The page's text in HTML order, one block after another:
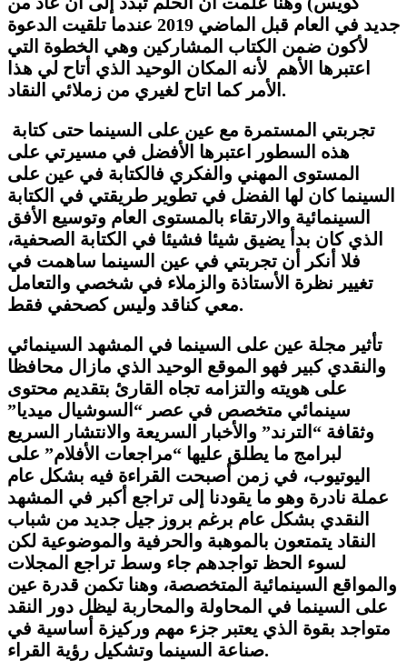
جديد في العام قبل الماضي 2019 عندما تلقيت الدعوة
لأكون ضمن الكتاب المشاركين وهي الخطوة التي
اعتبرها الأهم لأنه المكان الوحيد الذي أتاح لي هذا
الأمر كما اتاح لغيري من زملائي النقاد.
هذه السطور اعتبرها الأفضل في مسيرتي على
المستوى المهني والفكري فالكتابة في عين على
السينما كان لها الفضل في تطوير طريقتي في الكتابة
السينمائية والارتقاء بالمستوى العام وتوسيع الأفق
الذي كان بدأ يضيق شيئا فشيئا في الكتابة الصحفية،
فلا أنكر أن تجربتي في عين السينما ساهمت في
تغيير نظرة الأستاذة والزملاء في شخصي والتعامل
معي كناقد وليس كصحفي فقط.
تأثير مجلة عين على السينما في المشهد السينمائي
والنقدي كبير فهو الموقع الوحيد الذي مازال محافظا
على هويته والتزامه تجاه القارئ بتقديم محتوى
سينمائي متخصص في عصر “السوشيال ميديا”
وثقافة “الترند” والأخبار السريعة والانتشار السريع
لبرامج ما يطلق عليها “مراجعات الأفلام” على
اليوتيوب، في زمن أصبحت القراءة فيه بشكل عام
عملة نادرة وهو ما يقودنا إلى تراجع أكبر في المشهد
النقدي بشكل عام برغم بروز جيل جديد من شباب
النقاد يتمتعون بالموهبة والحرفية والموضوعية لكن
لسوء الحظ تواجدهم جاء وسط تراجع المجلات
والمواقع السينمائية المتخصصة، وهنا تكمن قدرة عين
على السينما في المحاولة والمحاربة ليظل دور النقد
متواجد بقوة الذي يعتبر جزء مهم وركيزة أساسية في
صناعة السينما وتشكيل رؤية القراء.